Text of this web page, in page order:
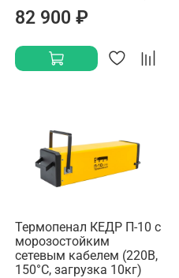
82 900 ₽
Термопенал КЕДР П-10 с
морозостойким
сетевым кабелем (220В,
150°C, загрузка 10кг)